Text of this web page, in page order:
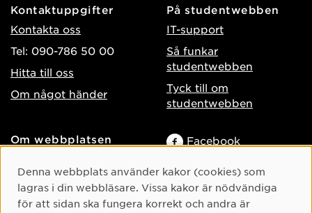
Kontaktuppgifter
Kontakta oss
Tel: 090-786 50 00
Hitta till oss
Om något händer
På studentwebben
IT-support
Så funkar
studentwebben
Tyck till om
studentwebben
Om webbplatsen
Behandling av
personuppgifter
Facebook
TikTok
Cookie-samtycke
Denna webbplats använder kakor (cookies) som
lagras i din webbläsare. Vissa kakor är nödvändiga
för att sidan ska fungera korrekt och andra är